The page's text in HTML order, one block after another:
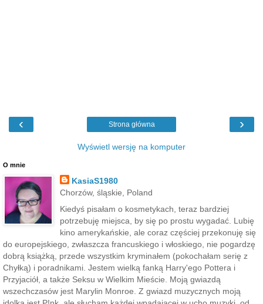
‹ ›
Strona główna
Wyświetl wersję na komputer
O mnie
KasiaS1980
Chorzów, śląskie, Poland
Kiedyś pisałam o kosmetykach, teraz bardziej
potrzebuję miejsca, by się po prostu wygadać. Lubię
kino amerykańskie, ale coraz częściej przekonuję się
do europejskiego, zwłaszcza francuskiego i włoskiego, nie pogardzę
dobrą książką, przede wszystkim kryminałem (pokochałam serię z
Chyłką) i poradnikami. Jestem wielką fanką Harry'ego Pottera i
Przyjaciół, a także Seksu w Wielkim Mieście. Moją gwiazdą
wszechczasów jest Marylin Monroe. Z gwiazd muzycznych moją